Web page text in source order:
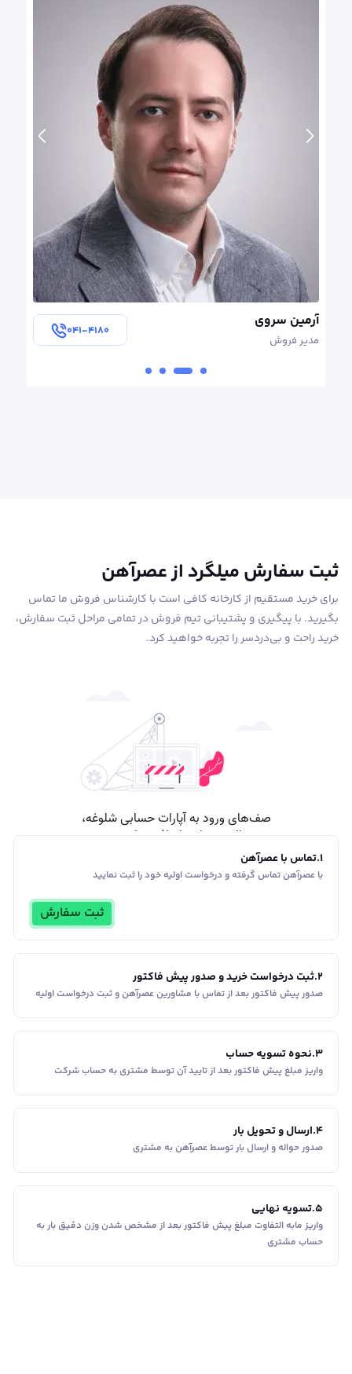
۰۴۱-۴۱۸۰
آرمین سروی
مدير فروش
ثبت سفارش میلگرد از عصرآهن
برای خرید مستقیم از کارخانه کافی است با کارشناس فروش ما تماس
بگیرید. با پیگیری و پشتیبانی تیم فروش در تمامی مراحل ثبت سفارش،
خرید راحت و بی‌دردسر را تجربه خواهید کرد.
1
.تماس با عصرآهن
با عصرآهن تماس گرفته و درخواست اولیه خود را ثبت نمایید
ثبت سفارش
2
.ثبت درخواست خرید و صدور پیش فاکتور
صدور پیش فاکتور بعد از تماس با مشاورین عصر‌آهن و ثبت درخواست اولیه
3
.نحوه تسویه حساب
واریز مبلغ پیش فاکتور بعد از تایید آن توسط مشتری به حساب شرکت
4
.ارسال و تحویل بار
صدور حواله و ارسال بار توسط عصرآهن به مشتری
5
.تسویه نهایی
واریز مابه التفاوت مبلغ پیش فاکتور بعد از مشخص شدن وزن دقیق بار به
حساب مشتری